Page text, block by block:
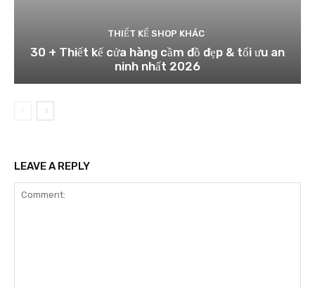
THIẾT KẾ SHOP KHÁC
30 + Thiết kế cửa hàng cầm đồ đẹp & tối ưu an
ninh nhất 2026
LEAVE A REPLY